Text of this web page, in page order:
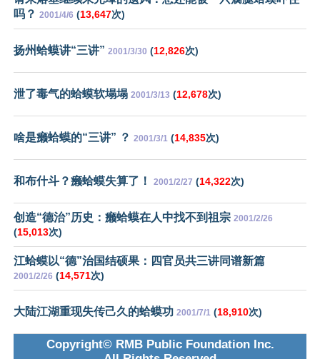
吗？ 2001/4/6 (13,647次)
扬州蛤蟆讲“三讲” 2001/3/30 (12,826次)
泄了毒气的蛤蟆软塌塌 2001/3/13 (12,678次)
啥是癞蛤蟆的“三讲” ？ 2001/3/1 (14,835次)
和布什斗？癞蛤蟆失算了！ 2001/2/27 (14,322次)
创造“德治”历史：癞蛤蟆在人中找不到祖宗 2001/2/26
(15,013次)
江蛤蟆以“德”治国结硕果：四官员共三讲同谱新篇
2001/2/26 (14,571次)
大陆江湖重现失传己久的蛤蟆功 2001/7/1 (18,910次)
Copyright© RMB Public Foundation Inc.